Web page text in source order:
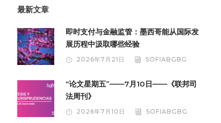
最新文章
即时支付与金融监管：墨西哥能从国际发
展历程中汲取哪些经验
2026年7月21日 SOFIABGBG
“论文星期五”——7月10日——《联邦司
法周刊》
2026年7月10日 SOFIABGBG